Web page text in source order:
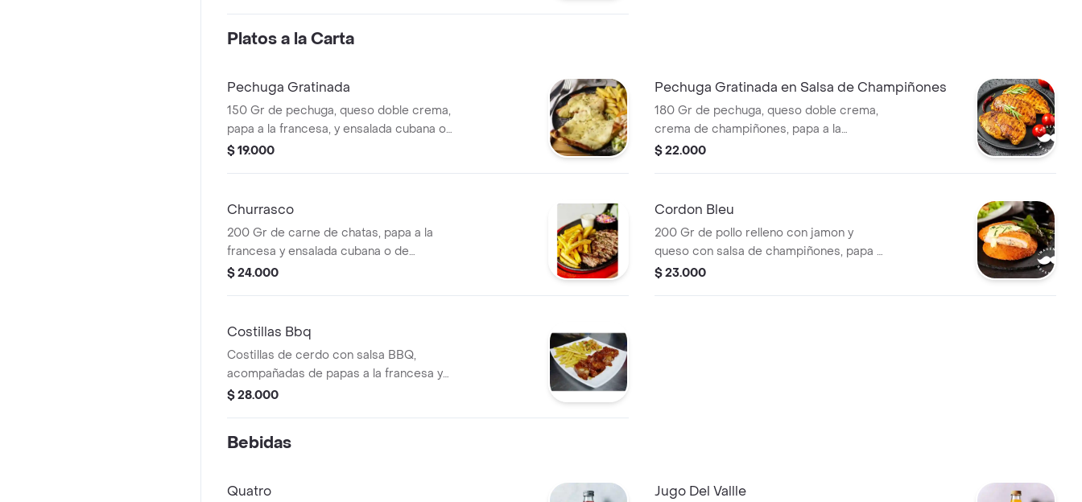
Platos a la Carta
Pechuga Gratinada
150 Gr de pechuga, queso doble crema,
papa a la francesa, y ensalada cubana o
de verduras.
$ 19.000
Pechuga Gratinada en Salsa de Champiñones
180 Gr de pechuga, queso doble crema,
crema de champiñones, papa a la
francesa, y ensalada cubana o de
$ 22.000
Churrasco
200 Gr de carne de chatas, papa a la
francesa y ensalada cubana o de
verduras
$ 24.000
Cordon Bleu
200 Gr de pollo relleno con jamon y
queso con salsa de champiñones, papa a
la francesa y ensalasa cubana o de
$ 23.000
Costillas Bbq
Costillas de cerdo con salsa BBQ,
acompañadas de papas a la francesa y
ensalada. Peso: 350 g.
$ 28.000
Bebidas
Quatro Jugo Del Vallle